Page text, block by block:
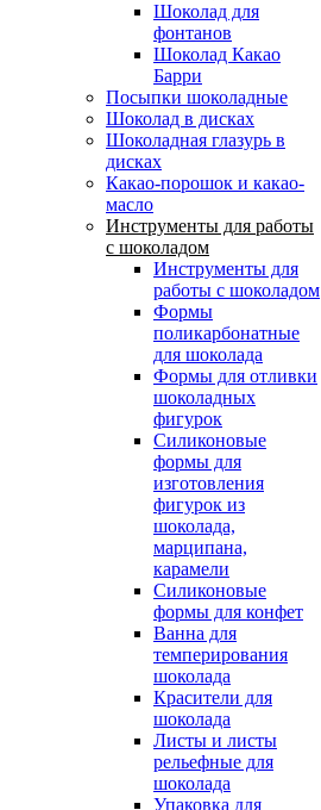
Шоколад для
фонтанов
Шоколад Какао
Барри
Посыпки шоколадные
Шоколад в дисках
Шоколадная глазурь в
дисках
Какао-порошок и какао-
масло
Инструменты для работы
с шоколадом
Инструменты для
работы с шоколадом
Формы
поликарбонатные
для шоколада
Формы для отливки
шоколадных
фигурок
Силиконовые
формы для
изготовления
фигурок из
шоколада,
марципана,
карамели
Силиконовые
формы для конфет
Ванна для
темперирования
шоколада
Красители для
шоколада
Листы и листы
рельефные для
шоколада
Упаковка для